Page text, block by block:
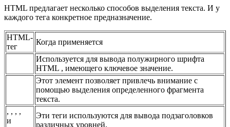
HTML предлагает несколько способов выделения текста. И у
каждого тега конкретное предназначение.
HTML-
тег
Когда применяется
Используется для вывода полужирного шрифта
HTML , имеющего ключевое значение.
Этот элемент позволяет привлечь внимание с
помощью выделения определенного фрагмента
текста.
, , , ,
и
Эти теги используются для вывода подзаголовков
различных уровней.